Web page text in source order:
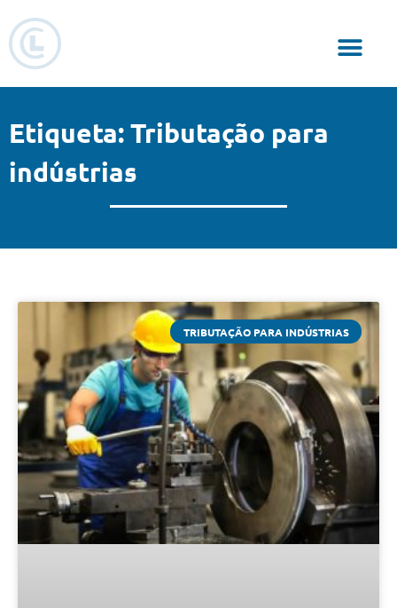
Etiqueta: Tributação para
indústrias
TRIBUTAÇÃO PARA INDÚSTRIAS